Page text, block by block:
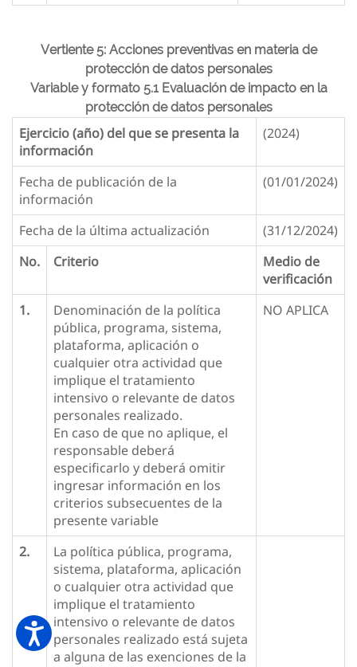
Vertiente 5: Acciones preventivas en materia de
protección de datos personales
Variable y formato 5.1 Evaluación de impacto en la
protección de datos personales
Ejercicio (año) del que se presenta la
información
(2024)
Fecha de publicación de la
información
(01/01/2024)
Fecha de la última actualización
(31/12/2024)
No.
Criterio
Medio de
verificación
1.
Denominación de la política
pública, programa, sistema,
plataforma, aplicación o
cualquier otra actividad que
implique el tratamiento
intensivo o relevante de datos
personales realizado.
En caso de que no aplique, el
responsable deberá
especificarlo y deberá omitir
ingresar información en los
criterios subsecuentes de la
presente variable
NO APLICA
2.
La política pública, programa,
sistema, plataforma, aplicación
o cualquier otra actividad que
implique el tratamiento
intensivo o relevante de datos
personales realizado está sujeta
a alguna de las exenciones de la